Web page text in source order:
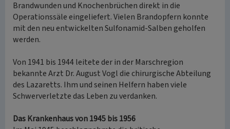
Brandwunden und Knochenbrüchen direkt in die
Operationssäle eingeliefert. Vielen Brandopfern konnte
mit den neu entwickelten Sulfonamid-Salben geholfen
werden.
Von 1941 bis 1944 leitete der in der Marschregion
bekannte Arzt Dr. August Vogl die chirurgische Abteilung
des Lazaretts. Ihm und seinen Helfern haben viele
Schwerverletzte das Leben zu verdanken.
Das Krankenhaus von 1945 bis 1956